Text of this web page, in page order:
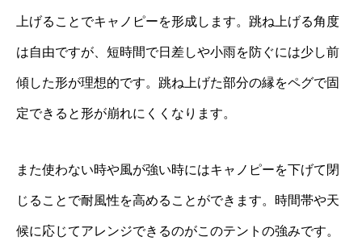
上げることでキャノピーを形成します。跳ね上げる角度
は自由ですが、短時間で日差しや小雨を防ぐには少し前
傾した形が理想的です。跳ね上げた部分の縁をペグで固
定できると形が崩れにくくなります。
また使わない時や風が強い時にはキャノピーを下げて閉
じることで耐風性を高めることができます。時間帯や天
候に応じてアレンジできるのがこのテントの強みです。